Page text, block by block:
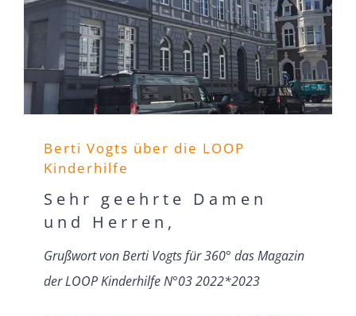
Berti Vogts über die LOOP
Kinderhilfe
Sehr geehrte Damen
und Herren,
Grußwort von Berti Vogts für 360° das Magazin
der LOOP Kinder­hilfe N°03 2022*2023